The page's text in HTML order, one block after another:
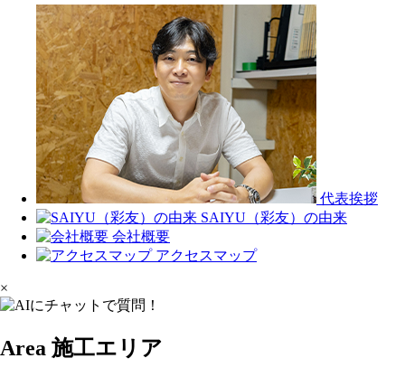
代表挨拶
SAIYU（彩友）の由来
会社概要
アクセスマップ
×
Area 施工エリア